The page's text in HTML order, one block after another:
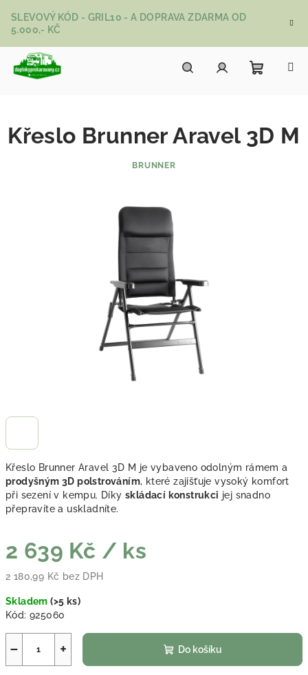
SLEVOVÝ KÓD - GRIL10 - A DOPRAVA ZDARMA OD
5.000,- KČ
Křeslo Brunner Aravel 3D M je vybaveno odolným rámem a
prodyšným 3D polstrováním, které zajišťuje vysoký komfort
při sezení v kempu. Díky skládací konstrukci jej snadno
přepravíte a uskladníte.
2 639 Kč / ks
2 180,99 Kč bez DPH
Skladem(>5 ks)
Kód: 925060
+
− Do košíku
Křeslo Brunner Aravel 3D M
BRUNNER